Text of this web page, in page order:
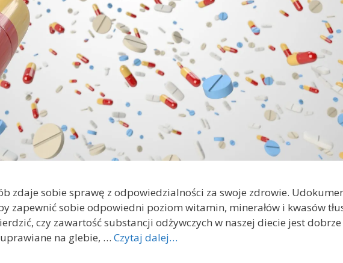
zdaje sobie sprawę z odpowiedzialności za swoje zdrowie.
zapewnić sobie odpowiedni poziom witamin, minerałów i kwasów
czy zawartość substancji odżywczych w naszej diecie jest
na glebie, … Czytaj dalej…